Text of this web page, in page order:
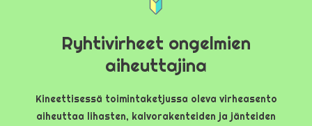
Ryhtivirheet ongelmien
aiheuttajina
Kineettisessä toimintaketjussa oleva virheasento
aiheuttaa lihasten, kalvorakenteiden ja jänteiden